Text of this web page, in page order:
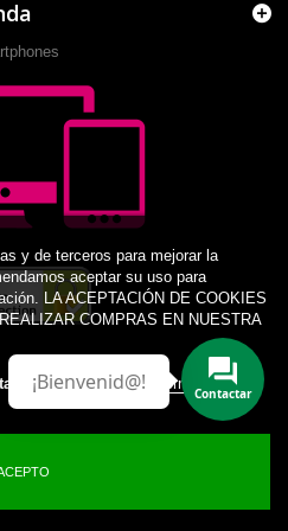
Contactar
¡Bienvenid@!
y de terceros para mejorar la
aceptar su uso para
LA ACEPTACIÓN DE COOKIES
COMPRAS EN NUESTRA
este aviso.
Más información